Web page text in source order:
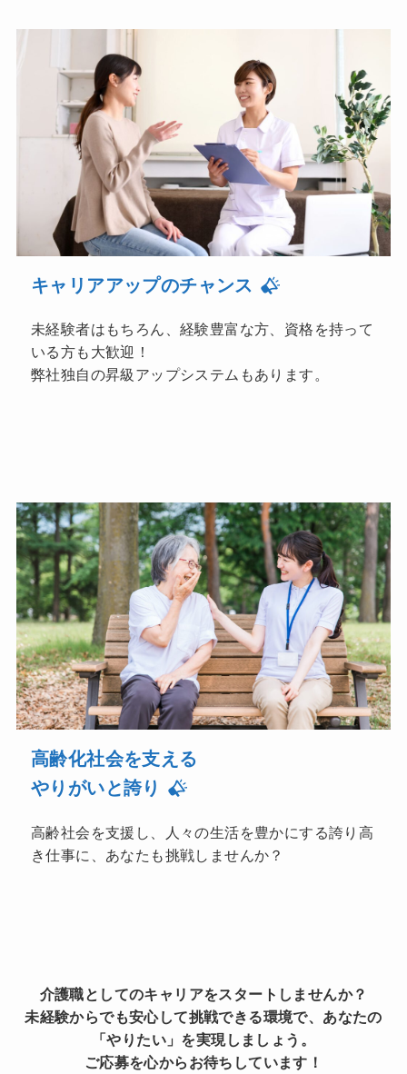
キャリアアップのチャンス
未経験者はもちろん、経験豊富な方、資格を持って
いる方も大歓迎！
弊社独自の昇級アップシステムもあります。
高齢化社会を支える
やりがいと誇り
高齢社会を支援し、人々の生活を豊かにする誇り高
き仕事に、あなたも挑戦しませんか？
介護職としてのキャリアをスタートしませんか？
未経験からでも安心して挑戦できる環境で、あなたの
「やりたい」を実現しましょう。
ご応募を心からお待ちしています！